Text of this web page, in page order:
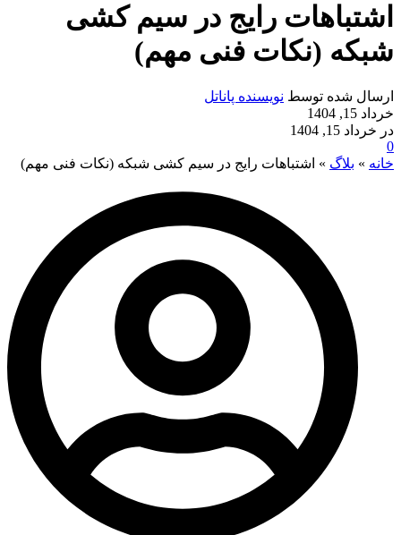
اشتباهات رایج در سیم کشی
شبکه (نکات فنی مهم)
ارسال شده توسط نویسنده پاناتل
خرداد 15, 1404
در خرداد 15, 1404
0
خانه » بلاگ » اشتباهات رایج در سیم کشی شبکه (نکات فنی مهم)